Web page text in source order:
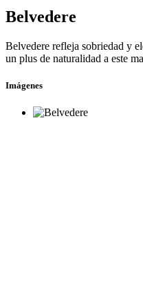
Belvedere
Belvedere refleja sobriedad y
un plus de naturalidad a este
Imágenes